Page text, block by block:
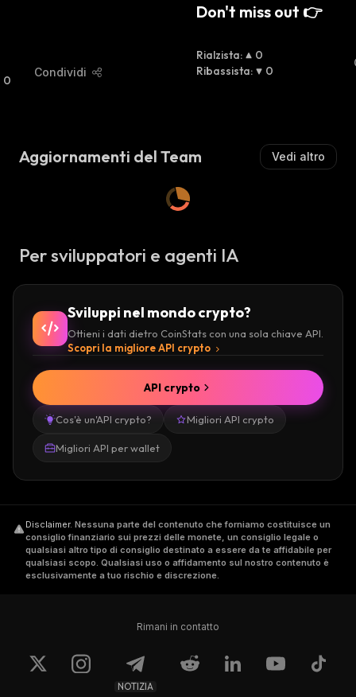
0
Condividi
Don't miss out 👉
Rialzista:
0
Ribassista: 0
Aggiornamenti del Team Vedi altro
Per sviluppatori e agenti IA
Sviluppi nel mondo crypto?
Ottieni i dati dietro CoinStats con una sola chiave API.
Scopri la migliore API crypto
Cos'è un'API crypto? Migliori API crypto
Migliori API per wallet
API crypto
Disclaimer. Nessuna parte del contenuto che forniamo costituisce un
consiglio finanziario sui prezzi delle monete, un consiglio legale o
qualsiasi altro tipo di consiglio destinato a essere da te affidabile per
qualsiasi scopo. Qualsiasi uso o affidamento sul nostro contenuto è
esclusivamente a tuo rischio e discrezione.
Rimani in contatto
NOTIZIA